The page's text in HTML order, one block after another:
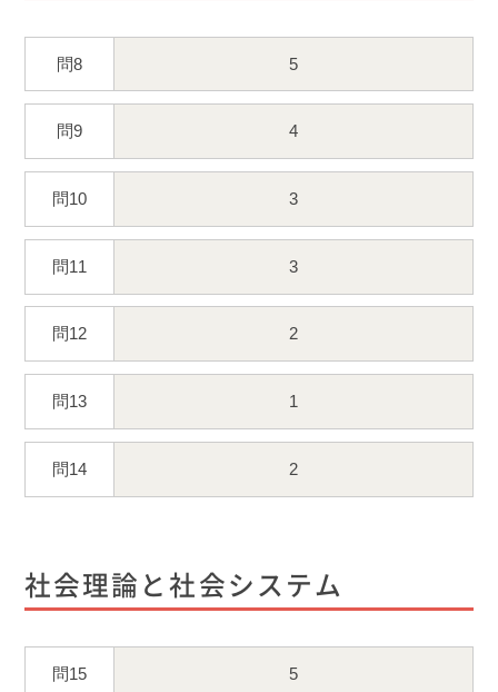
問8 5
問9 4
問10 3
問11 3
問12 2
問13 1
問14 2
社会理論と社会システム
問15 5